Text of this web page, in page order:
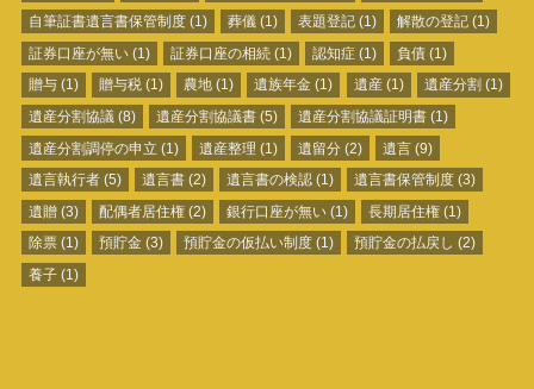
自筆証書遺言書保管制度(1) 葬儀 (1) 表題登記 (1) 解散の登記 (1)
証券口座が無い(1) 証券口座の相続 (1) 認知症 (1) 負債 (1)
贈与(1) 贈与税 (1) 農地 (1) 遺族年金 (1) 遺産(1) 遺産分割 (1)
遺産分割協議(8) 遺産分割協議書 (5) 遺産分割協議証明書 (1)
遺産分割調停の申立 (1) 遺産整理 (1) 遺留分 (2) 遺言 (9)
遺言執行者(5) 遺言書 (2) 遺言書の検認 (1) 遺言書保管制度 (3)
遺贈(3) 配偶者居住権 (2) 銀行口座が無い (1) 長期居住権 (1)
除票(1) 預貯金 (3) 預貯金の仮払い制度 (1) 預貯金の払戻し (2)
養子(1)